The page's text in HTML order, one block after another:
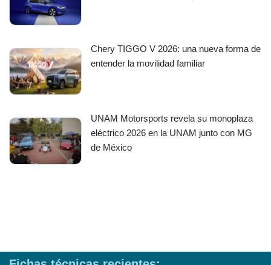
Chery TIGGO V 2026: una nueva forma de
entender la movilidad familiar
UNAM Motorsports revela su monoplaza
eléctrico 2026 en la UNAM junto con MG
de México